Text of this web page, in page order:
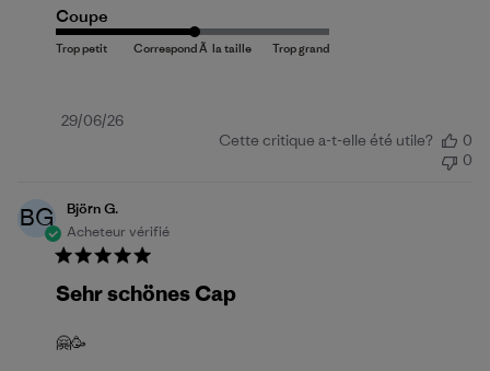
Coupe
Date
29/06/26
Cette critique a-t-elle été utile?
0
0
BG
Björn G.
Acheteur vérifié
Sehr schönes Cap
🤗🥳